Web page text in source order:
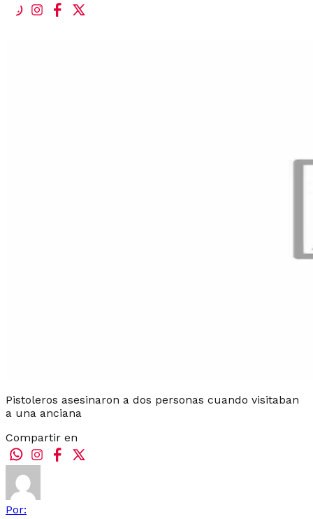
Pistoleros asesinaron a dos personas cuando visitaban
a una anciana
Compartir en
Por: